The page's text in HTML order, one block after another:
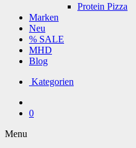
Protein Pizza
Marken
Neu
% SALE
MHD
Blog
Kategorien
0
Menu